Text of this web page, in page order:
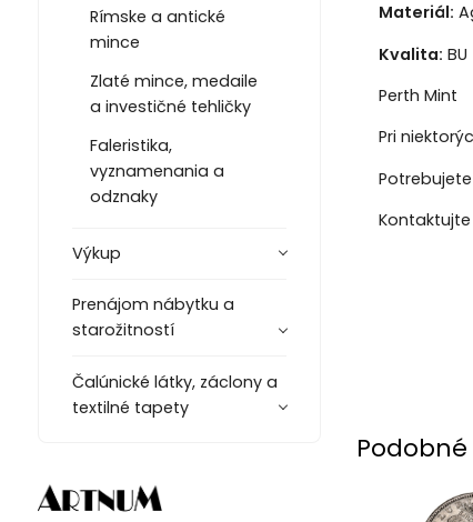
Rímske a antické
mince
Zlaté mince, medaile
a investičné tehličky
Faleristika,
vyznamenania a
odznaky
Výkup
Prenájom nábytku a
starožitností
Čalúnické látky, záclony a
textilné tapety
Materiál:
Kvalita: BU
Perth Mint
Pri